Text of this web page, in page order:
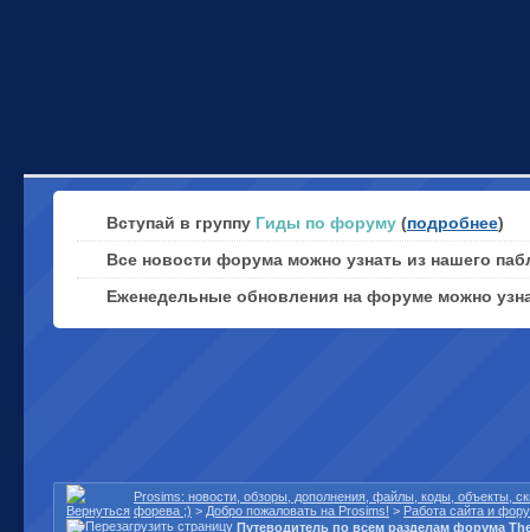
Вступай в группу Гиды по форуму (подробнее)
Все новости форума можно узнать из нашего
Еженедельные обновления на форуме можно
Prosims: новости, обзоры, дополнения, файлы, коды, объекты,
форева ;) > Добро пожаловать на Prosims! > Работа сайта и
Путеводитель по всем разделам форума